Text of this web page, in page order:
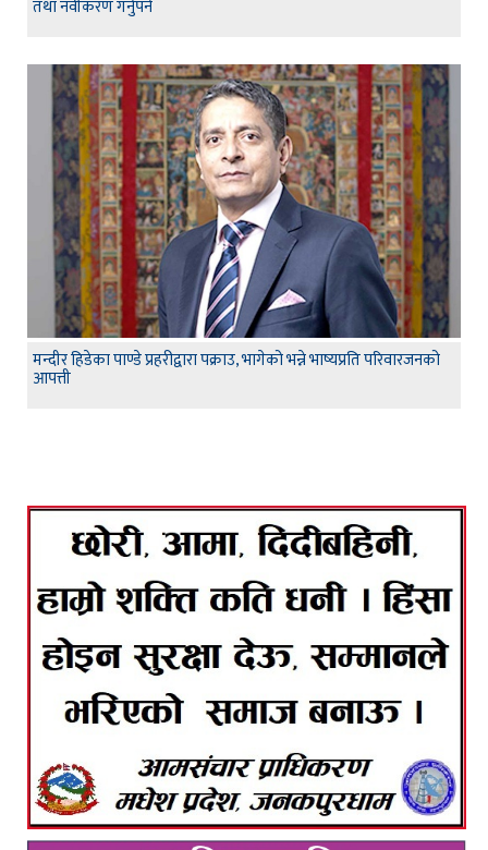
तथा नवीकरण गर्नुपर्ने
मन्दीर हिडेका पाण्डे प्रहरीद्वारा पक्राउ, भागेको भन्ने भाष्यप्रति परिवारजनको
आपत्ती